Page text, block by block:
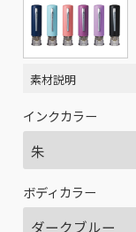
素材説明
インクカラー
ボディカラー